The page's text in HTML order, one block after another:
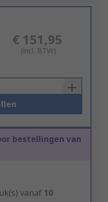
€ 151,95
(incl. BTW)
bestellingen van
vanaf 10